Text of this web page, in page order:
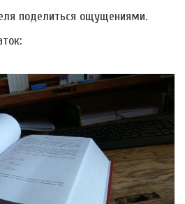
поделиться ощущениями.